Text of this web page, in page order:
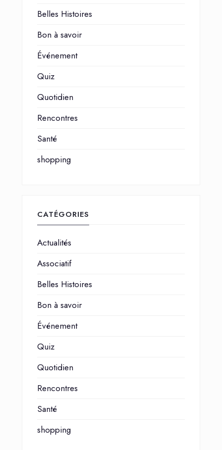
Belles Histoires
Bon à savoir
Événement
Quiz
Quotidien
Rencontres
Santé
shopping
CATÉGORIES
Actualités
Associatif
Belles Histoires
Bon à savoir
Événement
Quiz
Quotidien
Rencontres
Santé
shopping